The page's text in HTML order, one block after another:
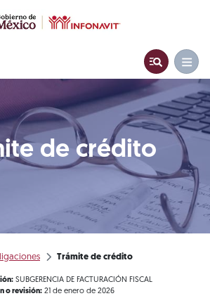
de crédito
Trámite de crédito
SUBGERENCIA DE FACTURACIÓN FISCAL
o revisión: 21 de enero de 2026